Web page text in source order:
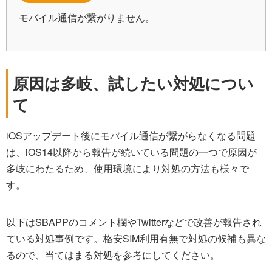
モバイル通信が繋がりません。
原因は多岐、試したい対処につい
て
iOSアップデート後にモバイル通信が繋がらなくなる問題
は、iOS14以降から報告が続いている問題の一つで原因が
多岐にわたるため、使用環境により対処の方法も様々で
す。
以下はSBAPPのコメント欄やTwitterなどで改善が報告され
ている対処事例です。格安SIM利用有無で対処の候補も異な
るので、当てはまる対処を参考にしてください。